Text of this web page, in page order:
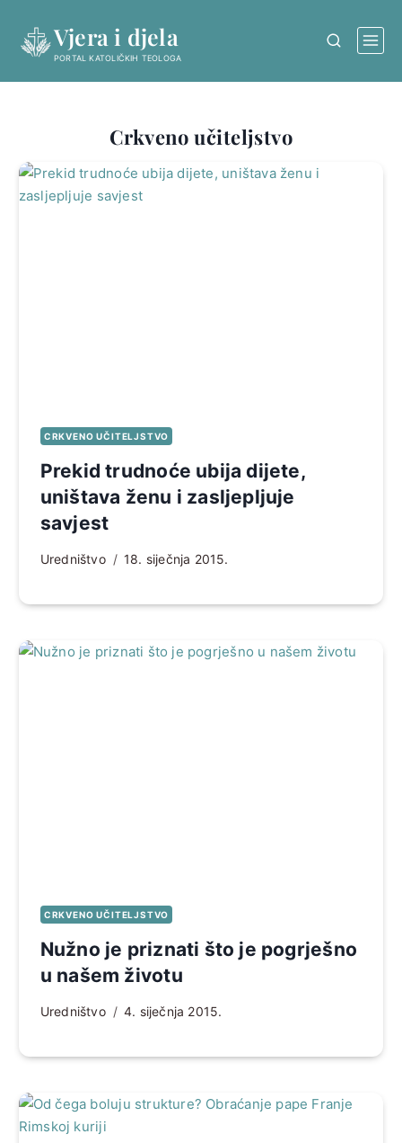
content
Vjera i djela
PORTAL KATOLIČKIH TEOLOGA
Crkveno učiteljstvo
CRKVENO UČITELJSTVO
Prekid trudnoće ubija dijete,
uništava ženu i zasljepljuje
savjest
Uredništvo 18. siječnja 2015.
CRKVENO UČITELJSTVO
Nužno je priznati što je pogrješno
u našem životu
Uredništvo 4. siječnja 2015.